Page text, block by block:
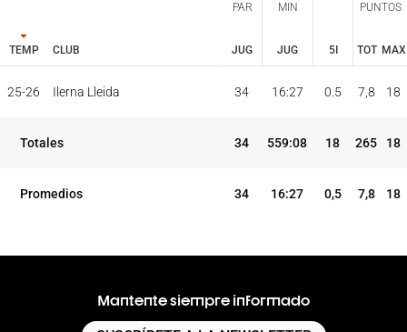
TEMP CLUB
PAR MIN
5I
PUNTOS
JUG JUG TOT MAX
TEMP
PAR MIN
5I
PUNTOS
25-26 Ilerna Lleida 34 16:27 0.5 7,8 18
Totales 34 559:08 18 265 18
Promedios 34 16:27 0,5 7,8 18
Mantente siempre informado